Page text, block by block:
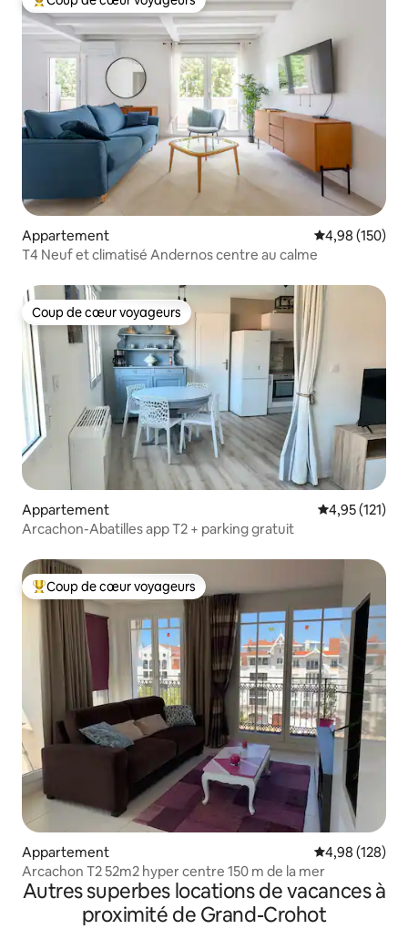
Coups de cœur voyageurs les plus appréciés
Appartement Évaluation
4,98 (150)
T4 Neuf et climatisé Andernos centre au calme
Coup de cœur voyageurs
Coup de cœur voyageurs
Appartement Évaluation
4,95 (121)
Arcachon-Abatilles app T2 + parking gratuit
Coups de cœur voyageurs les plus appréciés
Coup de cœur voyageurs
Appartement Évaluation
4,98 (128)
Arcachon T2 52m2 hyper centre 150 m de la mer
Autres superbes locations de vacances à
proximité de Grand-Crohot